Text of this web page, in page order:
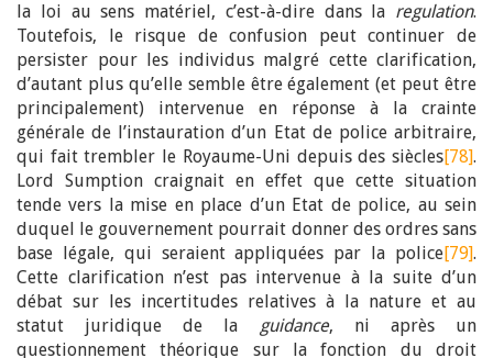
la loi au sens matériel, c’est-à-dire dans la regulation.
Toutefois, le risque de confusion peut continuer de
persister pour les individus malgré cette clarification,
d’autant plus qu’elle semble être également (et peut être
principalement) intervenue en réponse à la crainte
générale de l’instauration d’un Etat de police arbitraire,
qui fait trembler le Royaume-Uni depuis des siècles[78].
Lord Sumption craignait en effet que cette situation
tende vers la mise en place d’un Etat de police, au sein
duquel le gouvernement pourrait donner des ordres sans
base légale, qui seraient appliquées par la police[79].
Cette clarification n’est pas intervenue à la suite d’un
débat sur les incertitudes relatives à la nature et au
statut juridique de la guidance, ni après un
questionnement théorique sur la fonction du droit